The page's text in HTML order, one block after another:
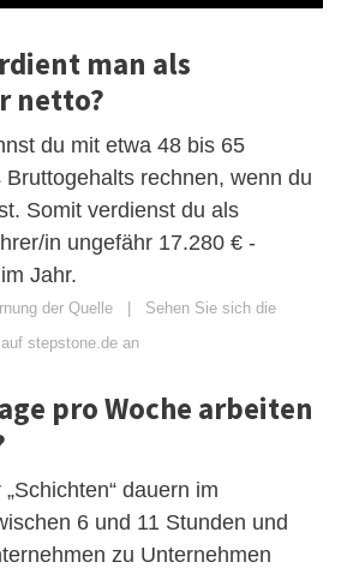
man als
netto?
du mit etwa 48 bis 65
Bruttogehalts rechnen, wenn du
Somit verdienst du als
in ungefähr 17.280 € -
Jahr.
der Quelle | Sehen Sie sich die
stepstone.de an
pro Woche arbeiten
dauern im
6 und 11 Stunden und
zu Unternehmen